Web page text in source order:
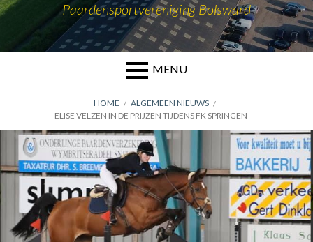
Paardensportvereniging Bolsward
MENU
BREADCRUMBS
HOME
ALGEMEEN NIEUWS
ELISE VELZEN IN DE PRIJZEN TIJDENS FK SPRINGEN